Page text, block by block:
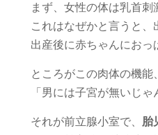
まず、女性の体は乳首刺
これはなぜかと言うと、
出産後に赤ちゃんにお
ところがこの肉体の機能
「男には子宮が無いじ
それが前立腺小室で、 胎